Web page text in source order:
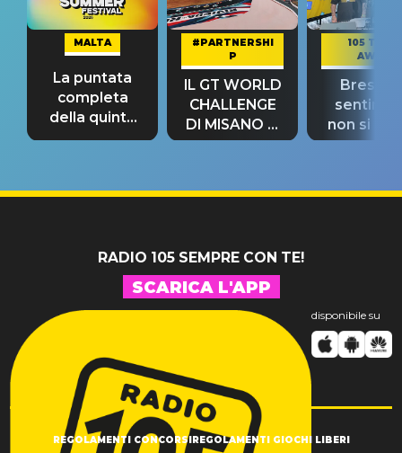
MALTA
La puntata
completa
della quinta
tappa
#PARTNERSHI
P
IL GT WORLD
CHALLENGE
DI MISANO si
riconferma
105 TAKE
AWAY
Bresh:
non si
fino alla
RADIO 105 SEMPRE CON TE!
SCARICA L'APP
disponibile su
REGOLAMENTI CONCORSIREGOLAMENTI GIOCHI LIBERI